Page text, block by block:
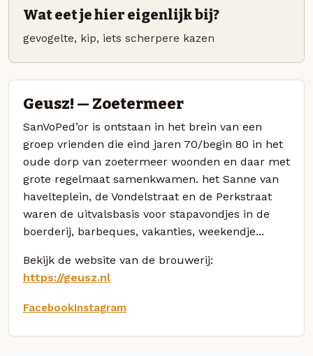
Wat eet je hier eigenlijk bij?
gevogelte, kip, iets scherpere kazen
Geusz! — Zoetermeer
SanVoPed’or is ontstaan in het brein van een
groep vrienden die eind jaren 70/begin 80 in het
oude dorp van zoetermeer woonden en daar met
grote regelmaat samenkwamen. het Sanne van
havelteplein, de Vondelstraat en de Perkstraat
waren de uitvalsbasis voor stapavondjes in de
boerderij, barbeques, vakanties, weekendje...
Bekijk de website van de brouwerij:
https://geusz.nl
FacebookInstagram